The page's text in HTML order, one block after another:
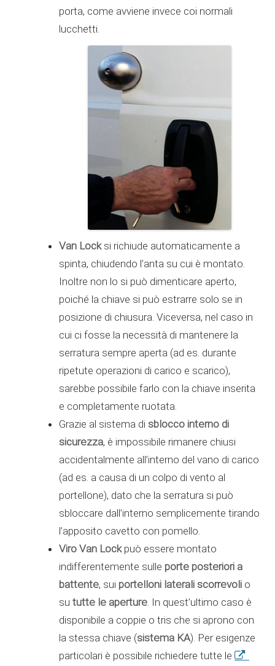
porta, come avviene invece coi normali
lucchetti.
Van Locksi richiude automaticamente a
spinta, chiudendo l’anta su cui è montato.
Inoltre non lo si può dimenticare aperto,
poiché la chiave si può estrarre solo se in
posizione di chiusura. Viceversa, nel caso in
cui ci fosse la necessità di mantenere la
serratura sempre aperta (ad es. durante
ripetute operazioni di carico e scarico),
sarebbe possibile farlo con la chiave inserita
e completamente ruotata.
Grazie al sistema di sblocco interno di
sicurezza, è impossibile rimanere chiusi
accidentalmente all’interno del vano di carico
(ad es. a causa di un colpo di vento al
portellone), dato che la serratura si può
sbloccare dall’interno semplicemente tirando
l’apposito cavetto con pomello.
Viro Van Lockpuò essere montato
indifferentemente sulle porte posteriori a
battente, sui portelloni laterali scorrevoli o
su tutte le aperture . In quest’ultimo caso è
disponibile a coppie o tris che si aprono con
la stessa chiave (sistema KA). Per esigenze
particolari è possibile richiedere tutte le